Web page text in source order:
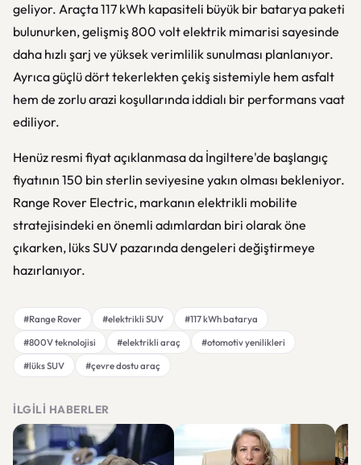
geliyor. Araçta 117 kWh kapasiteli büyük bir batarya paketi
bulunurken, gelişmiş 800 volt elektrik mimarisi sayesinde
daha hızlı şarj ve yüksek verimlilik sunulması planlanıyor.
Ayrıca güçlü dört tekerlekten çekiş sistemiyle hem asfalt
hem de zorlu arazi koşullarında iddialı bir performans vaat
ediliyor.
Henüz resmi fiyat açıklanmasa da İngiltere'de başlangıç
fiyatının 150 bin sterlin seviyesine yakın olması bekleniyor.
Range Rover Electric, markanın elektrikli mobilite
stratejisindeki en önemli adımlardan biri olarak öne
çıkarken, lüks SUV pazarında dengeleri değiştirmeye
hazırlanıyor.
#Range Rover #elektrikli SUV
#117 kWh batarya
#800V teknolojisi
#elektrikli araç
#otomotiv yenilikleri
#lüks SUV
#çevre dostu araç
İLGILI HABERLER